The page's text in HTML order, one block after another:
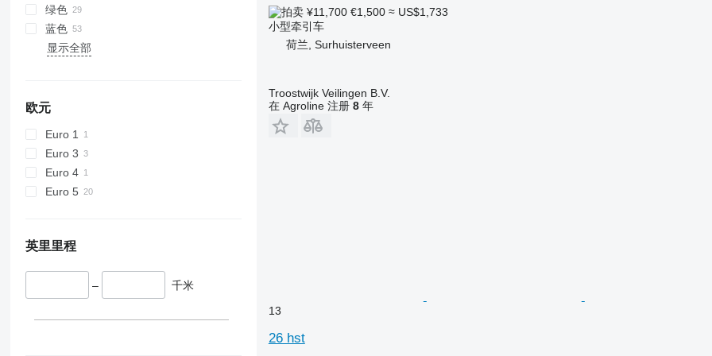
绿色
蓝色
显示全部
欧元
Euro 1
Euro 3
Euro 4
Euro 5
英里里程
– 千米
¥11,700 €1,500 ≈ US$1,733
小型牵引车
荷兰, Surhuisterveen
Troostwijk Veilingen B.V.
在 Agroline 注册 8年
13
26 hst